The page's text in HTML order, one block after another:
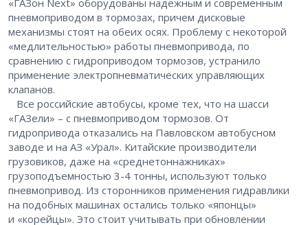
«ГАЗон Next» оборудованы надежным и современным
пневмоприводом в тормозах, причем дисковые
механизмы стоят на обеих осях. Проблему с некоторой
«медлительностью» работы пневмопривода, по
сравнению с гидроприводом тормозов, устранило
применение электропневматических управляющих
клапанов.
Все российские автобусы, кроме тех, что на шасси
«ГАЗели» – с пневмоприводом тормозов. От
гидропривода отказались на Павловском автобусном
заводе и на АЗ «Урал». Китайские производители
грузовиков, даже на «среднетоннажниках»
грузоподъемностью 3-4 тонны, используют только
пневмопривод. Из сторонников применения гидравлики
на подобных машинах остались только «японцы»
и «корейцы». Это стоит учитывать при обновлении